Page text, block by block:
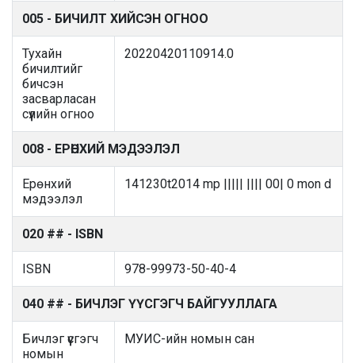
005 - БИЧИЛТ ХИЙСЭН ОГНОО
Тухайн
бичилтийг
бичсэн
засварласан
сүүлийн огноо
20220420110914.0
008 - ЕРӨНХИЙ МЭДЭЭЛЭЛ
Ерөнхий
мэдээлэл
141230t2014 mp ||||| |||| 00| 0 mon d
020 ## - ISBN
ISBN 978-99973-50-40-4
040 ## - БИЧЛЭГ ҮҮСГЭГЧ БАЙГУУЛЛАГА
Бичлэг үүсгэгч
номын
МУИС-ийн номын сан